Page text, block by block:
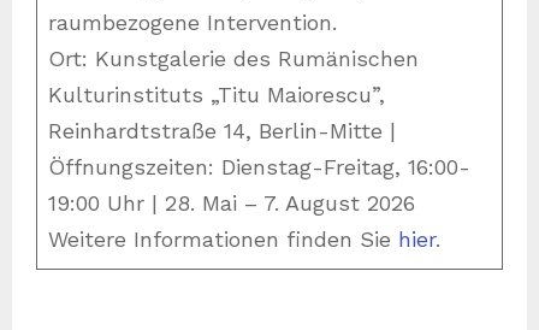
raumbezogene Intervention.
Ort: Kunstgalerie des Rumänischen
Kulturinstituts „Titu Maiorescu”,
Reinhardtstraße 14, Berlin-Mitte |
Öffnungszeiten: Dienstag-Freitag, 16:00-
19:00 Uhr | 28. Mai – 7. August 2026
Weitere Informationen finden Sie hier.